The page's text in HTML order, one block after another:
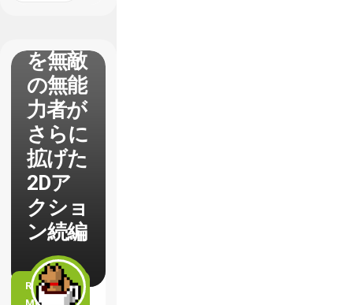
を無敵
の無能
力者が
さらに
拡げた
2Dア
クショ
ン続編
READ